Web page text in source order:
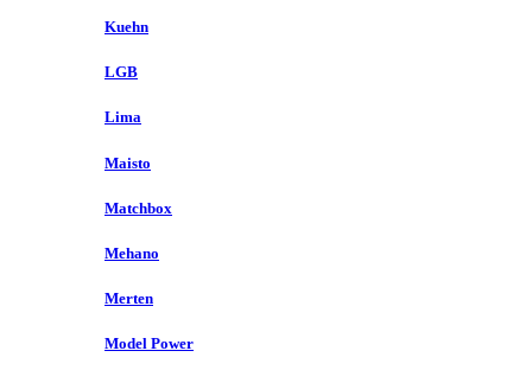
Kuehn
LGB
Lima
Maisto
Matchbox
Mehano
Merten
Model Power